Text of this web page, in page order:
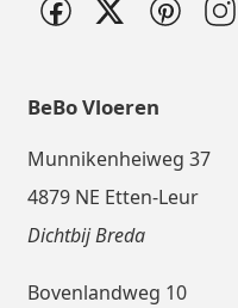
BeBo Vloeren
Munnikenheiweg 37
4879 NE Etten-Leur
Dichtbij Breda
Bovenlandweg 10